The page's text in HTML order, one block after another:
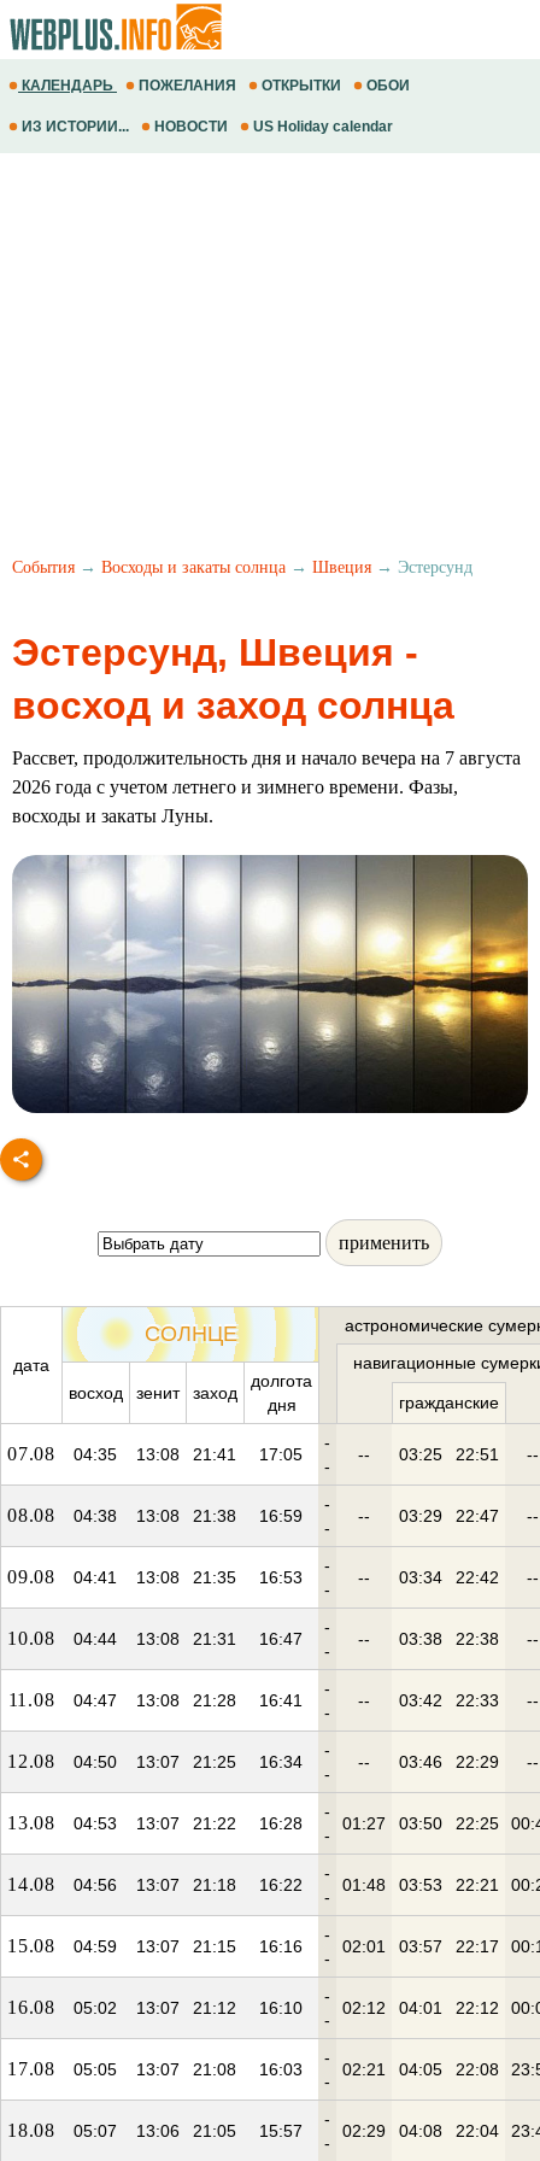
КАЛЕНДАРЬ ПОЖЕЛАНИЯ ОТКРЫТКИ ОБОИ
ИЗ ИСТОРИИ... НОВОСТИ US Holiday calendar
События → Восходы и закаты солнца → Швеция → Эстерсунд
Эстерсунд, Швеция -
восход и заход солнца
Рассвет, продолжительность дня и начало вечера на 7 августа
2026 года с учетом летнего и зимнего времени. Фазы,
восходы и закаты Луны.
применить
дата
СОЛНЦЕ
астрономические
навигационные
восход
зенит заход
долгота
дня
гражданские
07.08 04:35 13:08 21:41 17:05
-
-
-- 03:25 22:51 --
08.08 04:38 13:08 21:38 16:59
-
-
-- 03:29 22:47 --
09.08 04:41 13:08 21:35 16:53
-
-
-- 03:34 22:42 --
10.08 04:44 13:08 21:31 16:47
-
-
-- 03:38 22:38 --
11.08 04:47 13:08 21:28 16:41
-
-
-- 03:42 22:33 --
12.08 04:50 13:07 21:25 16:34
-
-
-- 03:46 22:29 --
13.08 04:53 13:07 21:22 16:28
-
-
01:27 03:50 22:25
14.08 04:56 13:07 21:18 16:22
-
-
01:48 03:53 22:21
15.08 04:59 13:07 21:15 16:16
-
-
02:01 03:57 22:17
16.08 05:02 13:07 21:12 16:10
-
-
02:12 04:01 22:12
17.08 05:05 13:07 21:08 16:03
-
-
02:21 04:05 22:08
18.08 05:07 13:06 21:05 15:57
-
-
02:29 04:08 22:04